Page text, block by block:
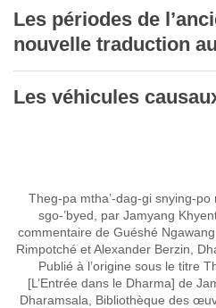
Les périodes de
nouvelle traduction
Les véhicules
Theg-pa mtha’-dag-gi snying-
sgo-’byed, par Jamyang
commentaire de Guéshé
Rimpotché et Alexander Berzin,
Publié à l’origine sous le titre
[L’Entrée dans le Dharma] de
Dharamsala, Bibliothèque des